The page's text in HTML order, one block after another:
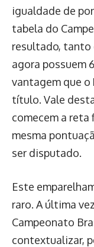
igualdade de
tabela do
resultado, tanto
agora possuem
vantagem que o
título. Vale
comecem a reta
mesma
ser disputado.
Este
raro. A última
Campeonato
contextualizar,